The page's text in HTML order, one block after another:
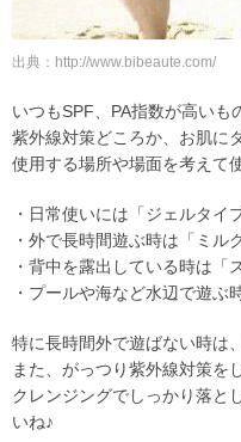
出典：http://www.bibeaute.com/
いつもSPF、PA指数が高いも
紫外線対策どころか、お肌に
使用する場所や場面を考えて
・日常使いには「ジェルタイプ
・外で長時間遊ぶ時は「ミル
・背中を露出している時は「
・プールや海など水辺で遊ぶ
特に長時間外で遊ばない時は
また、がっつり紫外線対策を
クレンジングでしっかり落と
いね♪